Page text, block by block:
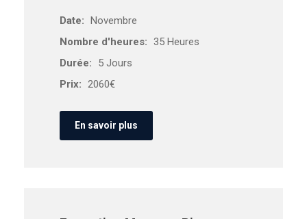
Date: Novembre
Nombre d'heures: 35 Heures
Durée:
5 Jours
Prix: 2060€
En savoir plus